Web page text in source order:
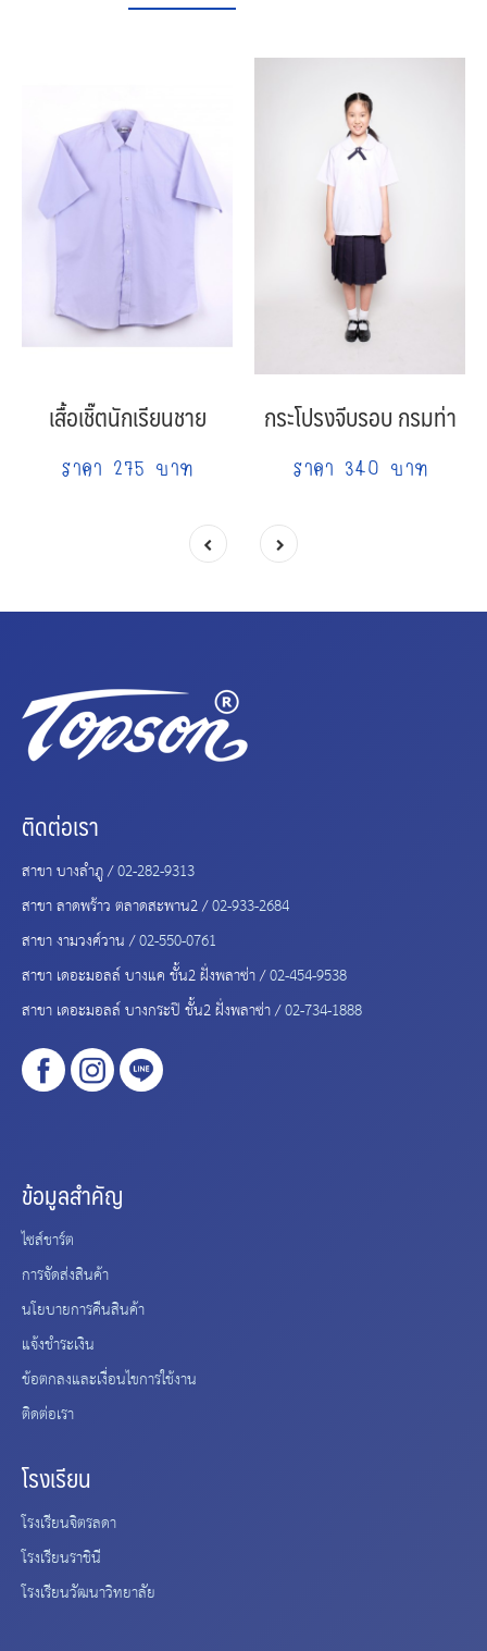
เสื้อเชิ๊ตนักเรียนชาย
ราคา 275 บาท
กระโปรงจีบรอบ กรมท่า
ราคา 340 บาท
ติดต่อเรา
สาขา บางลำภู /02-282-9313
สาขา ลาดพร้าว ตลาดสะพาน2 /02-933-2684
สาขา งามวงศ์วาน /02-550-0761
สาขา เดอะมอลล์ บางแค ชั้น2 ฝั่งพลาซ่า /02-454-9538
สาขา เดอะมอลล์ บางกระปิ ชั้น2 ฝั่งพลาซ่า /02-734-1888
ข้อมูลสำคัญ
ไซส์ชาร์ต
การจัดส่งสินค้า
นโยบายการคืนสินค้า
แจ้งชำระเงิน
ข้อตกลงและเงื่อนไขการใช้งาน
ติดต่อเรา
โรงเรียน
โรงเรียนจิตรลดา
โรงเรียนราชินี
โรงเรียนวัฒนาวิทยาลัย